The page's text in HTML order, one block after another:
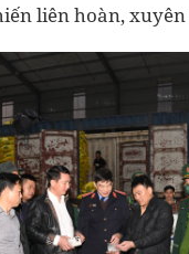
liên hoàn, xuyên